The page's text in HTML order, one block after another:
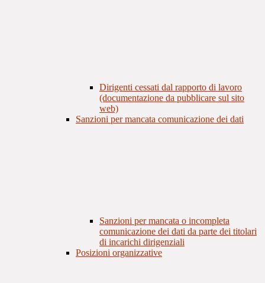
Dirigenti cessati dal rapporto di lavoro
(documentazione da pubblicare sul sito
web)
Sanzioni per mancata comunicazione dei dati
Sanzioni per mancata o incompleta
comunicazione dei dati da parte dei titolari
di incarichi dirigenziali
Posizioni organizzative